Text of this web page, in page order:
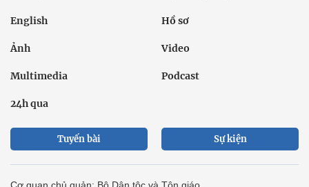
English Hồ sơ
Ảnh Video
Multimedia Podcast
24h qua
Tuyến bài Sự kiện